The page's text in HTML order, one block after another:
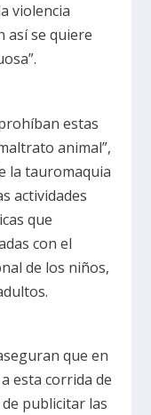
violencia
así se quiere
estas
animal”,
la tauromaquia
actividades
que
con el
de los niños,
que en
esta corrida de
publicitar las